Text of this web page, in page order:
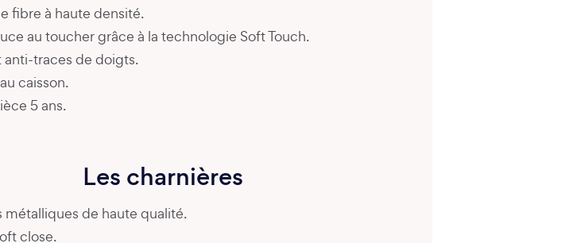
fibre à haute densité.
au toucher grâce à la technologie Soft Touch.
anti-traces de doigts.
caisson.
5 ans.
Les charnières
métalliques de haute qualité.
close.